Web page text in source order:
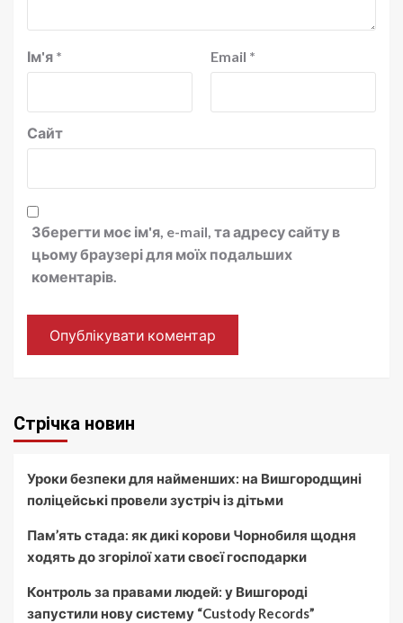
Ім'я * Email *
Сайт
Зберегти моє ім'я, e-mail, та адресу сайту в
цьому браузері для моїх подальших
коментарів.
Стрічка новин
Уроки безпеки для найменших: на Вишгородщині
поліцейські провели зустріч із дітьми
Пам’ять стада: як дикі корови Чорнобиля щодня
ходять до згорілої хати своєї господарки
Контроль за правами людей: у Вишгороді
запустили нову систему “Custody Records”